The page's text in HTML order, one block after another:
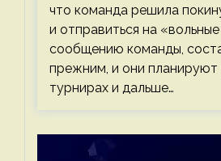
что команда решила
и отправиться на
сообщению команды,
прежним, и они планируют
турнирах и дальше…